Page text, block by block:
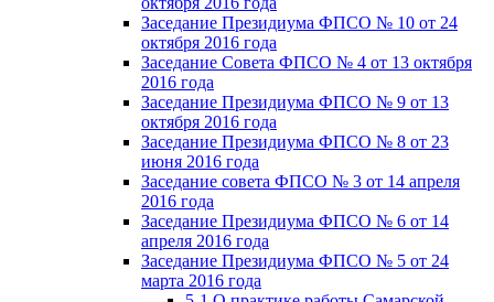
Заседание Президиума ФПСО № 10 от 24
октября 2016 года
Заседание Совета ФПСО № 4 от 13 октября
2016 года
Заседание Президиума ФПСО № 9 от 13
октября 2016 года
Заседание Президиума ФПСО № 8 от 23
июня 2016 года
Заседание совета ФПСО № 3 от 14 апреля
2016 года
Заседание Президиума ФПСО № 6 от 14
апреля 2016 года
Заседание Президиума ФПСО № 5 от 24
марта 2016 года